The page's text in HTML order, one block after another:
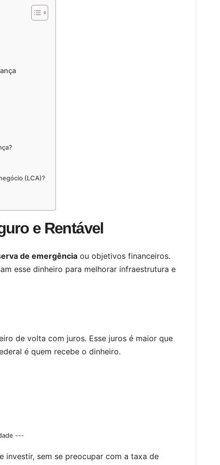
(LCA)?
e Rentável
de emergênciaou objetivos financeiros.
esse dinheiro para melhorar infraestrutura e
de volta com juros. Esse juros é maior que
é quem recebe o dinheiro.
---
investir, sem se preocupar com a taxa de